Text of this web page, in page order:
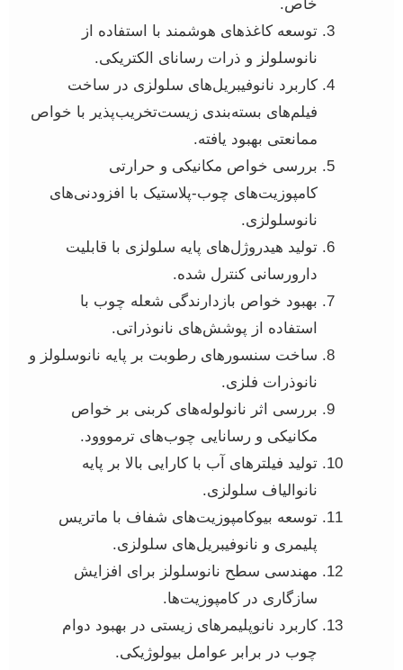
خاص.
توسعه کاغذهای هوشمند با استفاده از
نانوسلولز و ذرات رسانای الکتریکی.
کاربرد نانوفیبریل‌های سلولزی در ساخت
فیلم‌های بسته‌بندی زیست‌تخریب‌پذیر با خواص
ممانعتی بهبود یافته.
بررسی خواص مکانیکی و حرارتی
کامپوزیت‌های چوب-پلاستیک با افزودنی‌های
نانوسلولزی.
تولید هیدروژل‌های پایه سلولزی با قابلیت
دارورسانی کنترل شده.
بهبود خواص بازدارندگی شعله چوب با
استفاده از پوشش‌های نانوذراتی.
ساخت سنسورهای رطوبت بر پایه نانوسلولز و
نانوذرات فلزی.
بررسی اثر نانولوله‌های کربنی بر خواص
مکانیکی و رسانایی چوب‌های ترمووود.
تولید فیلترهای آب با کارایی بالا بر پایه
نانوالیاف سلولزی.
توسعه بیوکامپوزیت‌های شفاف با ماتریس
پلیمری و نانوفیبریل‌های سلولزی.
مهندسی سطح نانوسلولز برای افزایش
سازگاری در کامپوزیت‌ها.
کاربرد نانوپلیمرهای زیستی در بهبود دوام
چوب در برابر عوامل بیولوژیکی.